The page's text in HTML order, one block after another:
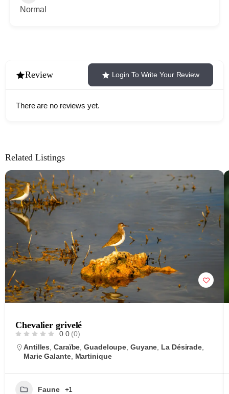
Normal
Review Login To Write Your Review
There are no reviews yet.
Related Listings
Chevalier grivelé
0.0 (0)
Antilles ,Caraïbe ,Guadeloupe Guyane La Désirade
Marie Galante, Martinique
Faune +1